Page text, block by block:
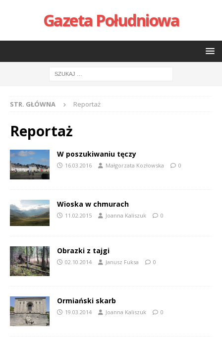
Gazeta Południowa
STR. GŁÓWNA Reportaż
Reportaż
W poszukiwaniu tęczy
16.03.2016 Małgorzata Kozłowska 0
Wioska w chmurach
11.02.2015 Joanna Kaliszuk 0
Obrazki z tajgi
02.10.2014 Janusz Fuksa 0
Ormiański skarb
19.03.2014 Joanna Kaliszuk 0